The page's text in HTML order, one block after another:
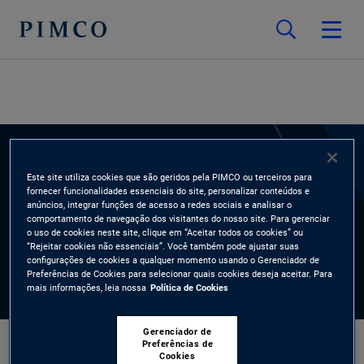
Burnell Thomas
Este site utiliza cookies que são geridos pela PIMCO ou terceiros para
fornecer funcionalidades essenciais do site, personalizar conteúdos e
anúncios, integrar funções de acesso a redes sociais e analisar o
comportamento de navegação dos visitantes do nosso site. Para gerenciar
o uso de cookies neste site, clique em “Aceitar todos os cookies” ou
“Rejeitar cookies não essenciais”. Você também pode ajustar suas
configurações de cookies a qualquer momento usando o Gerenciador de
Preferências de Cookies para selecionar quais cookies deseja aceitar. Para
mais informações, leia nossa Política de Cookies
Gerenciador de
Preferências de
Cookies